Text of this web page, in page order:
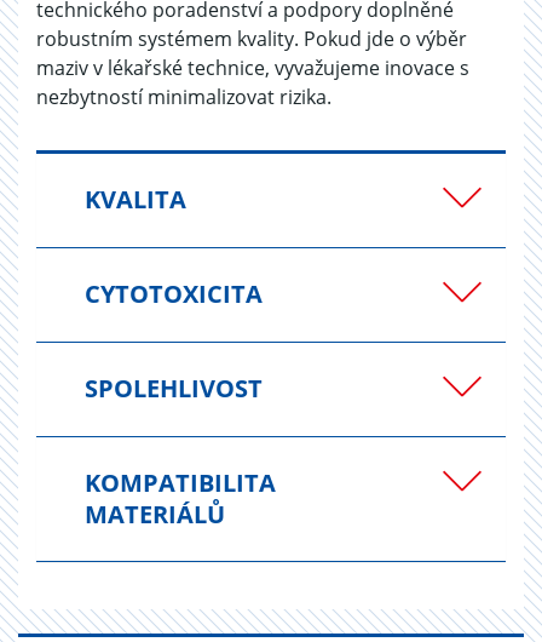
technického poradenství a podpory doplněné
robustním systémem kvality. Pokud jde o výběr
maziv v lékařské technice, vyvažujeme inovace s
nezbytností minimalizovat rizika.
KVALITA
CYTOTOXICITA
SPOLEHLIVOST
KOMPATIBILITA
MATERIÁLŮ